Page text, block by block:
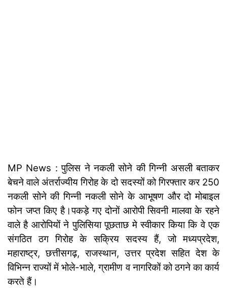
MP News : पुलिस ने नकली सोने की गिन्नी असली बताकर
बेचने वाले अंतर्राज्यीय गिरोह के दो सदस्यों को गिरफ्तार कर 250
नकली सोने की गिन्नी नकली सोने के आभूषण और दो मोबाइल
फोन जप्त किए है।पकड़े गए दोनों आरोपी सिवनी मालवा के रहने
वाले है आरोपियों ने पुलिसिया पूछताछ मे स्वीकार किया कि वे एक
संगठित ठग गिरोह के सक्रिय सदस्य हैं, जो मध्यप्रदेश,
महाराष्ट्र, छत्तीसगढ़, राजस्थान, उत्तर प्रदेश सहित देश के
विभिन्न राज्यों में भोले-भाले, ग्रामीण व नागरिकों को ठगने का कार्य
करते हैं।